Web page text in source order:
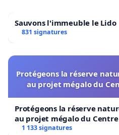
Sauvons l'immeuble le Lido
831 signatures
Protégeons la réserve
au projet mégalo du
Protégeons la réserve
au projet mégalo du
1 133 signatures